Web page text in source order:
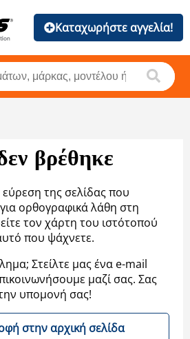
Καταχωρήστε αγγελία!
βρέθηκε
της σελίδας που
ορθογραφικά λάθη στη
τον χάρτη του ιστότοπού
που ψάχνετε.
Στείλτε μας ένα e-mail
μαζί σας. Σας
υπομονή σας!
στην αρχική σελίδα